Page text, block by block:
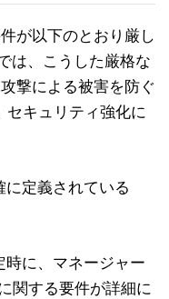
が以下のとおり厳し
は、こうした厳格な
撃による被害を防ぐ
セキュリティ強化に
定義されている
に、マネージャー
関する要件が詳細に